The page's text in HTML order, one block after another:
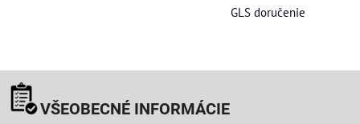
GLS doručenie
VŠEOBECNÉ INFORMÁCIE